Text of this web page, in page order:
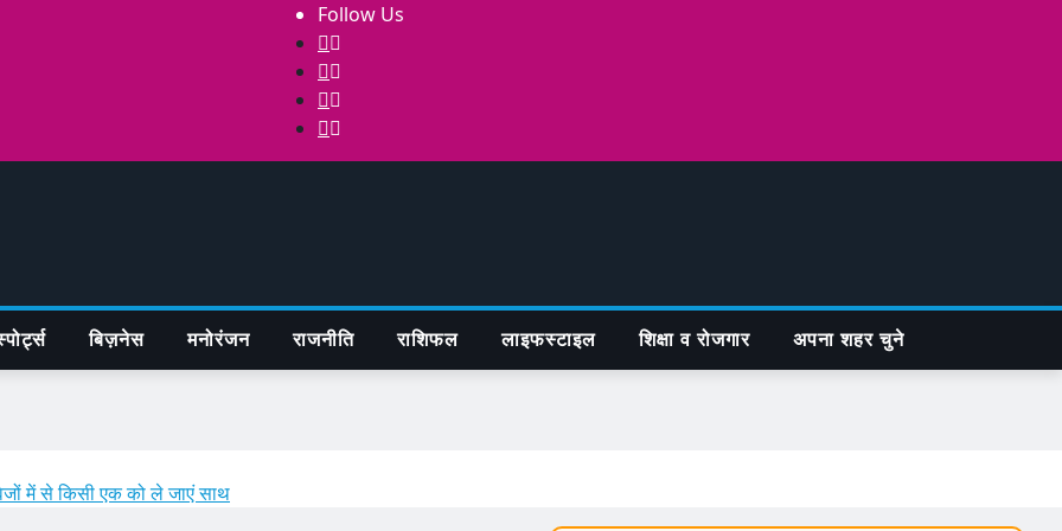
Follow Us
बिज़नेस मनोरंजन राजनीति राशिफल लाइफस्टाइल शिक्षा व रोजगार अपना शहर चुने
में से किसी एक को ले जाएं साथ